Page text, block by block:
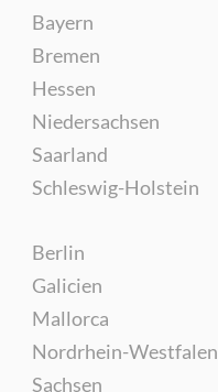
Bayern
Bremen
Hessen
Niedersachsen
Saarland
Schleswig-Holstein
Berlin
Galicien
Mallorca
Nordrhein-Westfalen
Sachsen